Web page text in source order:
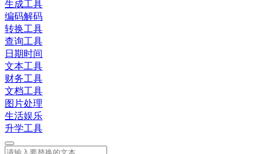
生成工具
编码解码
转换工具
查询工具
日期时间
文本工具
财务工具
文档工具
图片处理
生活娱乐
升学工具